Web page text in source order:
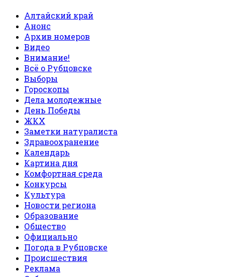
Алтайский край
Анонс
Архив номеров
Видео
Внимание!
Всё о Рубцовске
Выборы
Гороскопы
Дела молодежные
День Победы
ЖКХ
Заметки натуралиста
Здравоохранение
Календарь
Картина дня
Комфортная среда
Конкурсы
Культура
Новости региона
Образование
Общество
Официально
Погода в Рубцовске
Происшествия
Реклама